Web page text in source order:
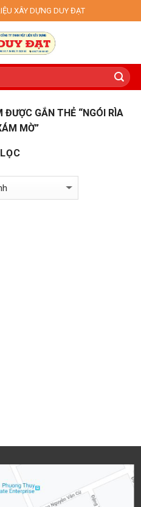
XÂY DỰNG DUY ĐẠT
ĐƯỢC GẮN THẺ “NGÓI RÌA
MỜ”
LỌC